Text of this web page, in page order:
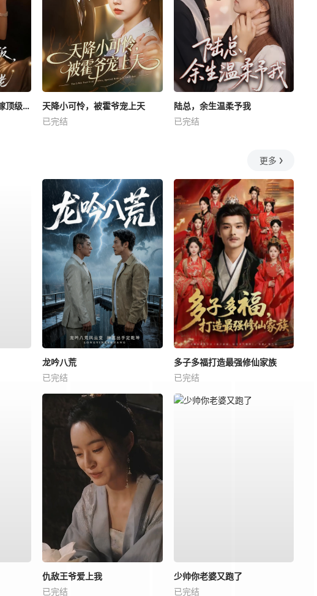
订婚夜遭背叛，我转身嫁顶级大佬
天降小可怜，被霍爷宠上天
已完结
陆总，余生温柔予我
已完结
更多
龙吟八荒
已完结
多子多福打造最强修仙家族
已完结
仇敌王爷爱上我
已完结
少帅你老婆又跑了
已完结